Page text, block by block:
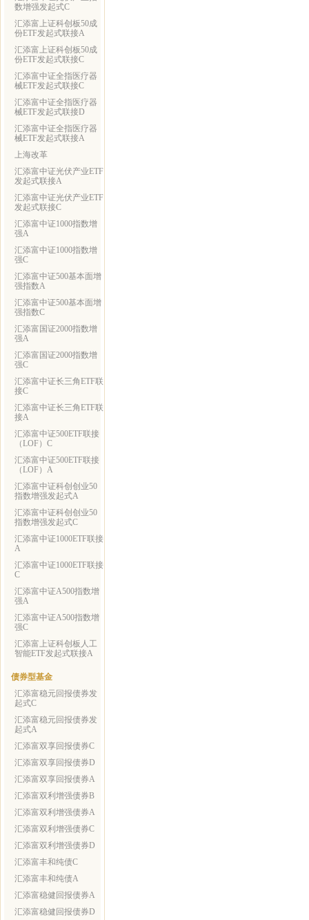
数增强发起式C
汇添富上证科创板50成
份ETF发起式联接A
汇添富上证科创板50成
份ETF发起式联接C
汇添富中证全指医疗器
械ETF发起式联接C
汇添富中证全指医疗器
械ETF发起式联接D
汇添富中证全指医疗器
械ETF发起式联接A
上海改革
汇添富中证光伏产业ETF
发起式联接A
汇添富中证光伏产业ETF
发起式联接C
汇添富中证1000指数增
强A
汇添富中证1000指数增
强C
汇添富中证500基本面增
强指数A
汇添富中证500基本面增
强指数C
汇添富国证2000指数增
强A
汇添富国证2000指数增
强C
汇添富中证长三角ETF联
接C
汇添富中证长三角ETF联
接A
汇添富中证500ETF联接
（LOF）C
汇添富中证500ETF联接
（LOF）A
汇添富中证科创创业50
指数增强发起式A
汇添富中证科创创业50
指数增强发起式C
汇添富中证1000ETF联接
A
汇添富中证1000ETF联接
C
汇添富中证A500指数增
强A
汇添富中证A500指数增
强C
汇添富上证科创板人工
智能ETF发起式联接A
债券型基金
汇添富稳元回报债券发
起式C
汇添富稳元回报债券发
起式A
汇添富双享回报债券C
汇添富双享回报债券D
汇添富双享回报债券A
汇添富双利增强债券B
汇添富双利增强债券A
汇添富双利增强债券C
汇添富双利增强债券D
汇添富丰和纯债C
汇添富丰和纯债A
汇添富稳健回报债券A
汇添富稳健回报债券D